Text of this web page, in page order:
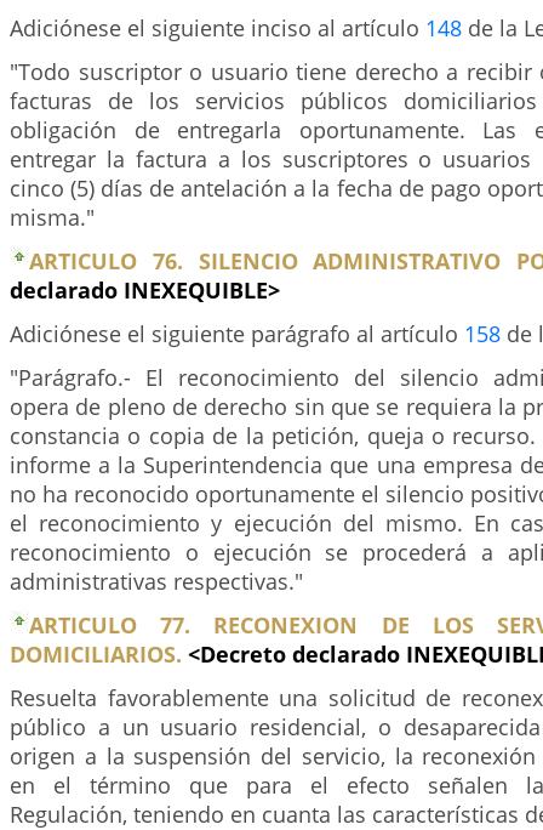
Adiciónese el siguiente inciso al artículo 148 de la
"Todo suscriptor o usuario tiene derecho a recibir
facturas de los servicios públicos
obligación de entregarla oportunamente. Las
entregar la factura a los suscriptores o
cinco (5) días de antelación a la fecha de pago
misma."
ARTICULO 76. SILENCIO ADMINISTRATIVO
declarado INEXEQUIBLE>
Adiciónese el siguiente parágrafo al artículo 158 de
"Parágrafo.- El reconocimiento del silencio
opera de pleno de derecho sin que se requiera la
constancia o copia de la petición, queja o
informe a la Superintendencia que una empresa
no ha reconocido oportunamente el silencio
el reconocimiento y ejecución del mismo. En
reconocimiento o ejecución se procederá a
administrativas respectivas."
ARTICULO 77. RECONEXION DE LOS
DOMICILIARIOS. <Decreto declarado
Resuelta favorablemente una solicitud de
público a un usuario residencial, o
origen a la suspensión del servicio, la
en el término que para el efecto señalen
Regulación, teniendo en cuanta las características